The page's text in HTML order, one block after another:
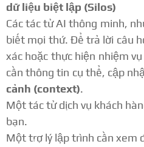
dữ liệu biệt lập (Silos)
Các tác tử AI thông minh,
biết mọi thứ. Để trả lời câu
xác hoặc thực hiện nhiệm
cần thông tin cụ thể, cập
cảnh (context).
Một tác tử dịch vụ khách
bạn.
Một trợ lý lập trình cần xem